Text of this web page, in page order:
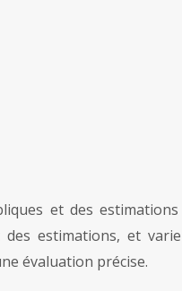
et des
estimations, et
évaluation précise.